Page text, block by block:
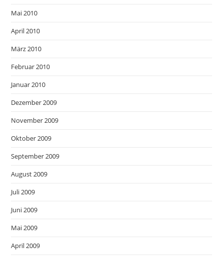
Mai 2010
April 2010
März 2010
Februar 2010
Januar 2010
Dezember 2009
November 2009
Oktober 2009
September 2009
August 2009
Juli 2009
Juni 2009
Mai 2009
April 2009